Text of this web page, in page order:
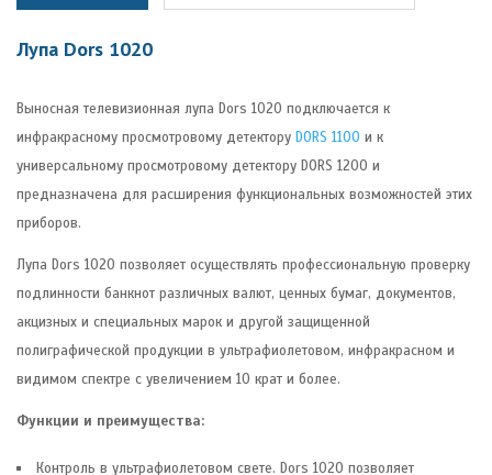
Лупа Dors 1020
Выносная телевизионная лупа Dors 1020 подключается к
инфракрасному просмотровому детектору DORS 1100 и к
универсальному просмотровому детектору DORS 1200 и
предназначена для расширения функциональных возможностей этих
приборов.
Лупа Dors 1020 позволяет осуществлять профессиональную проверку
подлинности банкнот различных валют, ценных бумаг, документов,
акцизных и специальных марок и другой защищенной
полиграфической продукции в ультрафиолетовом, инфракрасном и
видимом спектре с увеличением 10 крат и более.
Функции и преимущества:
Контроль в ультрафиолетовом свете. Dors 1020 позволяет